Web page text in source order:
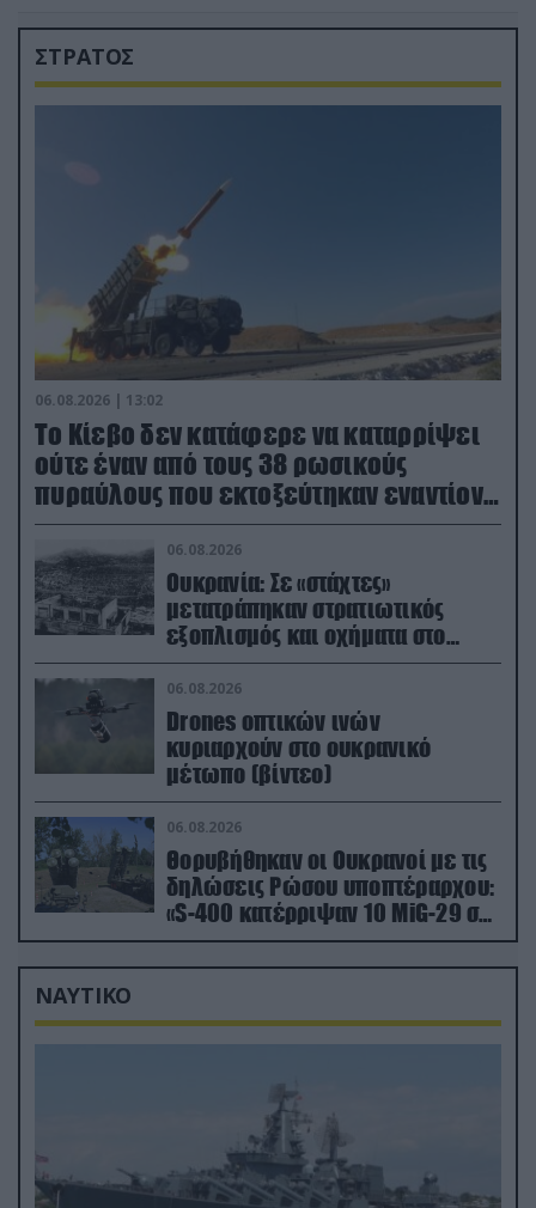
ΣΤΡΑΤΟΣ
06.08.2026 | 13:02
Το Κίεβο δεν κατάφερε να καταρρίψει
ούτε έναν από τους 38 ρωσικούς
πυραύλους που εκτοξεύτηκαν εναντίον
του
06.08.2026
Ουκρανία: Σε «στάχτες»
μετατράπηκαν στρατιωτικός
εξοπλισμός και οχήματα στο
Κίεβο μετά από ρωσικά
πλήγματα (βίντεο)
06.08.2026
Drones οπτικών ινών
κυριαρχούν στο ουκρανικό
μέτωπο (βίντεο)
06.08.2026
Θορυβήθηκαν οι Ουκρανοί με τις
δηλώσεις Ρώσου υποπτέραρχου:
«S-400 κατέρριψαν 10 MiG-29 σε
μόλις μια μέρα!»
ΝΑΥΤΙΚΟ